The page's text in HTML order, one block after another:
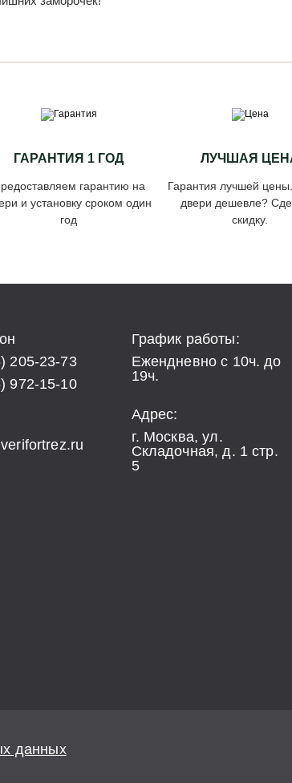
ГАРАНТИЯ 1 ГОД
гарантию на
и установку сроком один
год
ЛУЧШАЯ
Гарантия лучшей
двери дешевле?
скидку.
205-23-73
972-15-10
График работы:
Ежендневно с 10ч. до
19ч.
Адрес:
г. Москва, ул.
Складочная, д. 1 стр.
5
данных